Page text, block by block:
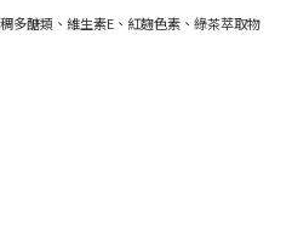
多醣類、維生素E、紅麴色素、綠茶萃取物